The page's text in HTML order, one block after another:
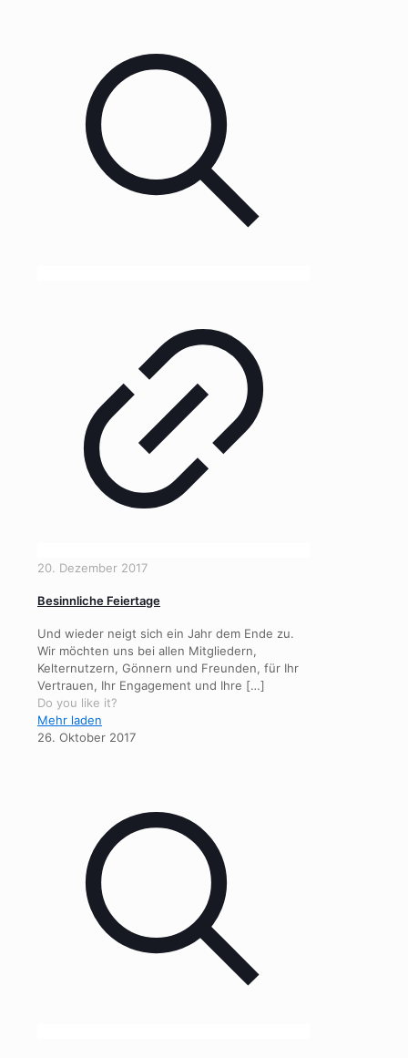
20. Dezember 2017
Besinnliche Feiertage
Und wieder neigt sich ein Jahr dem Ende zu.
Wir möchten uns bei allen Mitgliedern,
Kelternutzern, Gönnern und Freunden, für Ihr
Vertrauen, Ihr Engagement und Ihre […]
Do you like it?
Mehr laden
26. Oktober 2017